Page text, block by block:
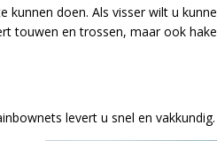
doen. Als visser wilt u
touwen en trossen, maar ook
levert u snel en vakkundig.